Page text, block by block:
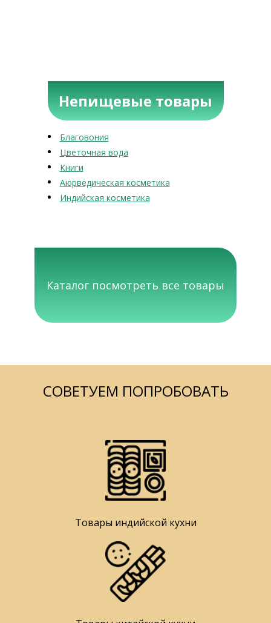
Непищевые товары
Благовония
Цветочная вода
Книги
Аюрведическая косметика
Индийская косметика
Каталог посмотреть все товары
СОВЕТУЕМ ПОПРОБОВАТЬ
Товары индийской кухни